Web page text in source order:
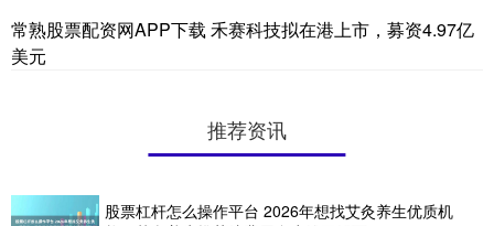
常熟股票配资网APP下载 禾赛科技拟在港上市，募资4.97亿
美元
推荐资讯
股票杠杆怎么操作平台 2026年想找艾灸养生优质机